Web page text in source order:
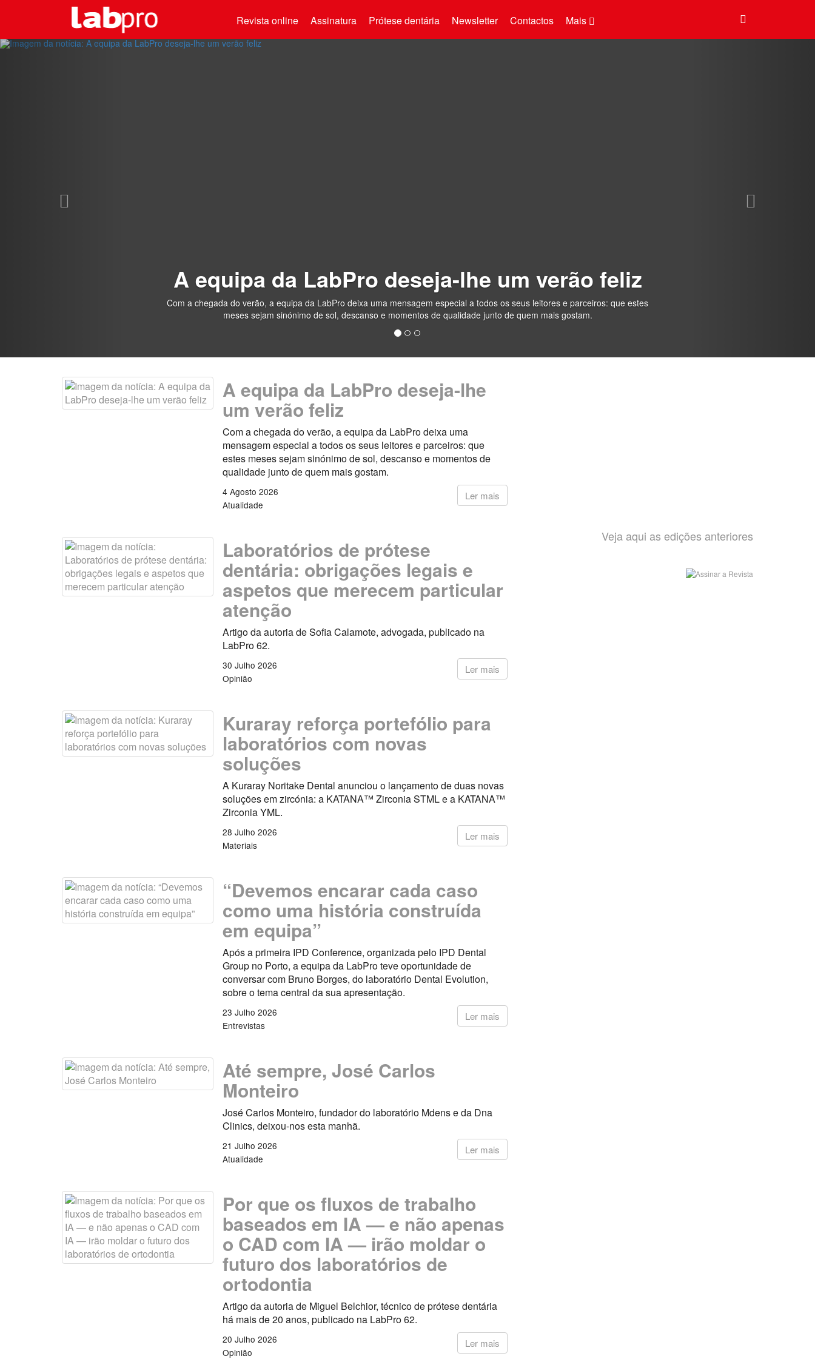
Mais
Revista online Assinatura Prótese dentária Newsletter Contactos
A equipa da LabPro deseja-lhe um verão feliz
Com a chegada do verão, a equipa da LabPro deixa uma mensagem especial a todos os seus leitores e parceiros: que estes
meses sejam sinónimo de sol, descanso e momentos de qualidade junto de quem mais gostam.
Previous
A equipa da LabPro deseja-lhe
um verão feliz
Com a chegada do verão, a equipa da LabPro deixa uma
mensagem especial a todos os seus leitores e parceiros: que
estes meses sejam sinónimo de sol, descanso e momentos de
qualidade junto de quem mais gostam.
Ler mais
4 Agosto 2026
Atualidade
Laboratórios de prótese
dentária: obrigações legais e
aspetos que merecem particular
atenção
Artigo da autoria de Sofia Calamote, advogada, publicado na
LabPro 62.
Ler mais
30 Julho 2026
Opinião
Kuraray reforça portefólio para
laboratórios com novas
soluções
A Kuraray Noritake Dental anunciou o lançamento de duas novas
soluções em zircónia: a KATANA™ Zirconia STML e a KATANA™
Zirconia YML.
Ler mais
28 Julho 2026
Materiais
“Devemos encarar cada caso
como uma história construída
em equipa”
Após a primeira IPD Conference, organizada pelo IPD Dental
Group no Porto, a equipa da LabPro teve oportunidade de
conversar com Bruno Borges, do laboratório Dental Evolution,
sobre o tema central da sua apresentação.
Ler mais
23 Julho 2026
Entrevistas
Até sempre, José Carlos
Monteiro
José Carlos Monteiro, fundador do laboratório Mdens e da Dna
Clinics, deixou-nos esta manhã.
Ler mais
21 Julho 2026
Atualidade
Por que os fluxos de trabalho
baseados em IA — e não apenas
o CAD com IA — irão moldar o
futuro dos laboratórios de
ortodontia
Artigo da autoria de Miguel Belchior, técnico de prótese dentária
há mais de 20 anos, publicado na LabPro 62.
Ler mais
20 Julho 2026
Opinião
Veja aqui as edições anteriores